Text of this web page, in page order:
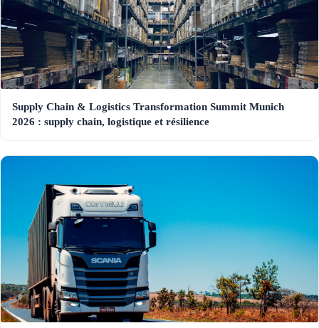
Supply Chain & Logistics Transformation Summit Munich
2026 : supply chain, logistique et résilience